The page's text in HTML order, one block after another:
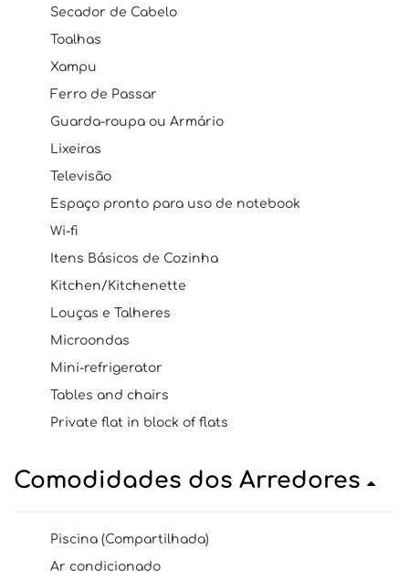
Secador de Cabelo
Toalhas
Xampu
Ferro de Passar
Guarda-roupa ou Armário
Lixeiras
Televisão
Espaço pronto para uso de notebook
Wi-fi
Itens Básicos de Cozinha
Kitchen/Kitchenette
Louças e Talheres
Microondas
Mini-refrigerator
Tables and chairs
Private flat in block of flats
Comodidades dos Arredores
Piscina (Compartilhada)
Ar condicionado